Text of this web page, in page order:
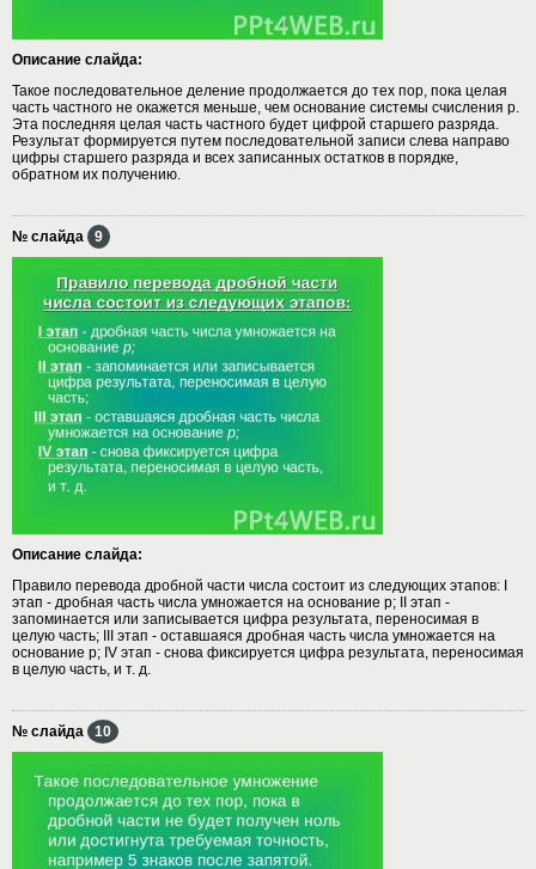
Описание слайда:
Такое последовательное деление продолжается до тех пор, пока целая
часть частного не окажется меньше, чем основание системы счисления р.
Эта последняя целая часть частного будет цифрой старшего разряда.
Результат формируется путем последовательной записи слева направо
цифры старшего разряда и всех записанных остатков в порядке,
обратном их получению.
№ слайда 9
Описание слайда:
Правило перевода дробной части числа состоит из следующих этапов: I
этап - дробная часть числа умножается на основание р; II этап -
запоминается или записывается цифра результата, переносимая в
целую часть; III этап - оставшаяся дробная часть числа умножается на
основание р; IV этап - снова фиксируется цифра результата, переносимая
в целую часть, и т. д.
№ слайда 10